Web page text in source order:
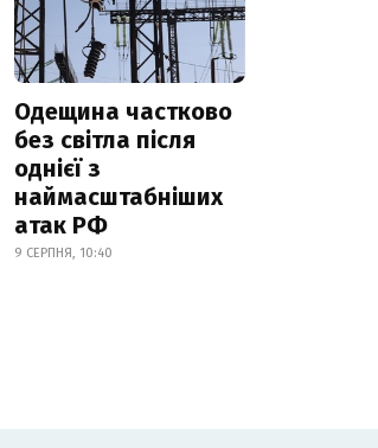
Одещина частково
без світла після
однієї з
наймасштабніших
атак РФ
9 СЕРПНЯ, 10:40